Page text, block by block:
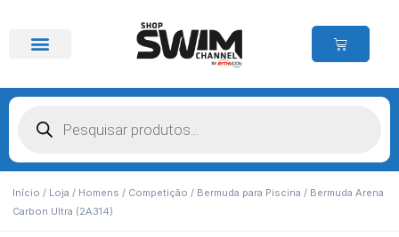
Início / Loja / Homens / Competição / Bermuda para Piscina / Bermuda Arena
Carbon Ultra (2A314)